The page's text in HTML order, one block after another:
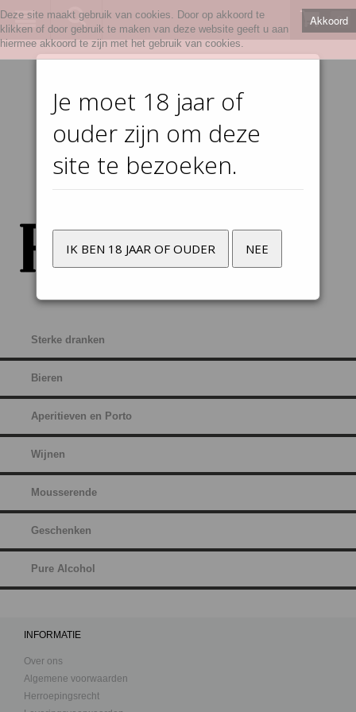
0
Sterke dranken
Bieren
Aperitieven en Porto
Wijnen
Mousserende
Geschenken
Pure Alcohol
Je moet 18 jaar of
ouder zijn om deze
site te bezoeken.
IK BEN 18 JAAR OF OUDER NEE
INFORMATIE
Over ons
Algemene voorwaarden
Herroepingsrecht
Akkoord
Deze site maakt gebruik van cookies. Door op akkoord te
klikken of door gebruik te maken van deze website geeft u aan
hiermee akkoord te zijn met het gebruik van cookies.